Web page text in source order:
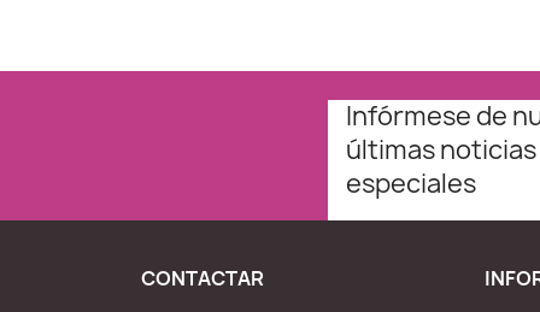
Infórmese de
últimas
especiales
CONTACTAR